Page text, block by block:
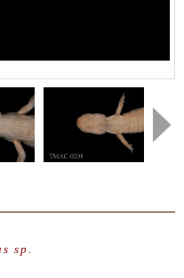
sp.